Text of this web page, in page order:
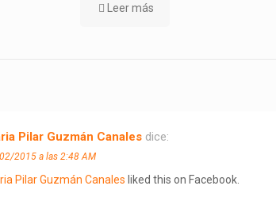
Leer más
Pilar Guzmán Canales dice:
2015 a las 2:48 AM
Pilar Guzmán Canales liked this on Facebook.